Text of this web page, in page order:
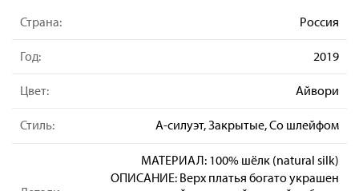
Страна: Россия
Год: 2019
Цвет: Айвори
Стиль: А-силуэт, Закрытые, Со шлейфом
МАТЕРИАЛ: 100% шёлк (natural silk)
ОПИСАНИЕ: Верх платья богато украшен